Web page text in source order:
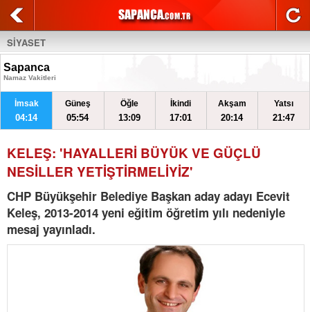
SİYASET
Sapanca
Namaz Vakitleri
İmsak
04:14
Güneş
05:54
Öğle
13:09
İkindi
17:01
Akşam
20:14
Yatsı
21:47
KELEŞ: 'HAYALLERİ BÜYÜK VE GÜÇLÜ
NESİLLER YETİŞTİRMELİYİZ'
CHP Büyükşehir Belediye Başkan aday adayı Ecevit
Keleş, 2013-2014 yeni eğitim öğretim yılı nedeniyle
mesaj yayınladı.